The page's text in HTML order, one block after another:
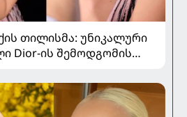
თილისმა: უნიკალური
Dior-ის შემოდგომის